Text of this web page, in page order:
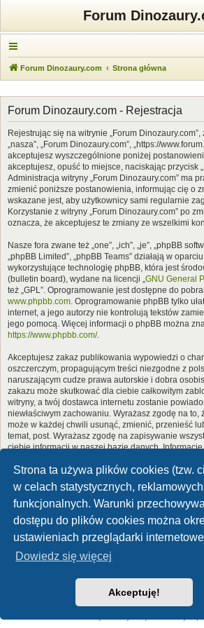
Strona ta używa plików cookies (tzw.
w celach statystycznych,
funkcjonalnych. Warunki
dostępu do plików cookies można
ustawieniach przeglądarki
Dowiedz się więcej
Akceptuję!
Forum
Forum Dinozaury.com Strona główna
Forum Dinozaury.com - Rejestracja
Rejestrując się na witrynie „Forum Dinozaury.com”,
„nasza”, „Forum Dinozaury.com”, „https://
akceptujesz wyszczególnione poniżej
akceptujesz, opuść to miejsce, naciskając przycisk
Administracja witryny „Forum Dinozaury.com” ma
zmienić poniższe postanowienia, informując cię o
wskazane jest, aby użytkownicy sami regularnie
Korzystanie z witryny „Forum Dinozaury.com” po
oznacza, że akceptujesz te zmiany ze wszelkimi
Nasze fora zwane też „one”, „ich”, „je”, „phpBB
„phpBB Limited”, „phpBB Teams” działają w
wykorzystujące technologię phpBB, która jest
(bulletin board), wydane na licencji „GNU General
też „GPL”. Oprogramowanie jest dostępne do
www.phpbb.com. Oprogramowanie phpBB tylko
internet, a jego autorzy nie kontrolują tekstów
jego pomocą. Więcej informacji o phpBB można
https://www.phpbb.com/.
Akceptujesz zakaz publikowania wypowiedzi o
oszczerczym, propagującym treści niezgodne z
naruszającym cudze prawa autorskie i dobra
zakazu może skutkować dla ciebie całkowitym
witryny, a twój dostawca internetu zostanie
niewłaściwym zachowaniu. Wyrażasz zgodę na to,
może w każdej chwili usunąć, zmienić, przenieść
temat, post. Wyrażasz zgodę na zapisywanie
ciebie informacji w naszej bazie danych.
nikomu bez twojej zgody, ale ani „Forum
ponosi odpowiedzialności za włamania do witryny,
dojść do kradzieży danych.
Forum Dinozaury.com
Dinozaury.com© 2006-2020
Technologię dostarczaphpBB® Forum
Polski pakiet językowy dostarcza